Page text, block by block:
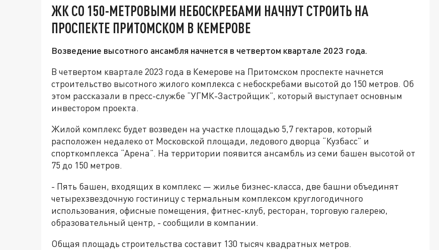
ЖК СО 150-МЕТРОВЫМИ НЕБОСКРЕБАМИ НАЧНУТ СТРОИТЬ НА
ПРОСПЕКТЕ ПРИТОМСКОМ В КЕМЕРОВЕ
Возведение высотного ансамбля начнется в четвертом квартале 2023 года.
В четвертом квартале 2023 года в Кемерове на Притомском проспекте начнется
строительство высотного жилого комплекса с небоскребами высотой до 150 метров. Об
этом рассказали в пресс-службе “УГМК-Застройщик”, который выступает основным
инвестором проекта.
Жилой комплекс будет возведен на участке площадью 5,7 гектаров, который
расположен недалеко от Московской площади, ледового дворца “Кузбасс” и
спорткомплекса “Арена”. На территории появится ансамбль из семи башен высотой от
75 до 150 метров.
- Пять башен, входящих в комплекс — жилье бизнес-класса, две башни объединят
четырехзвездочную гостиницу с термальным комплексом круглогодичного
использования, офисные помещения, фитнес-клуб, ресторан, торговую галерею,
образовательный центр, - сообщили в компании.
Общая площадь строительства составит 130 тысяч квадратных метров.